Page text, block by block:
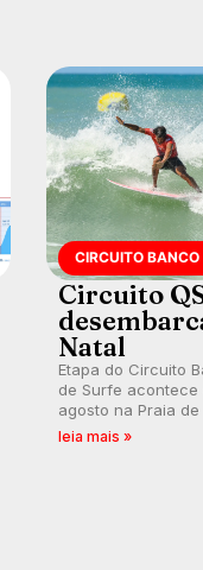
CIRCUITO BANCO
Circuito
Natal
Etapa do Circuito
de Surfe acontece
agosto na Praia de
disputas válidas
por vagas no
leia mais »